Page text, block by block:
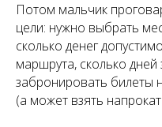
Потом мальчик
цели: нужно выбрать
сколько денег
маршрута, сколько дней
забронировать билеты
(а может взять